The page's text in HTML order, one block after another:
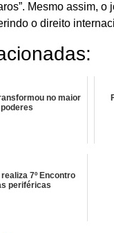
Mesmo assim,
o direito
no maior
7º Encontro
periféricas